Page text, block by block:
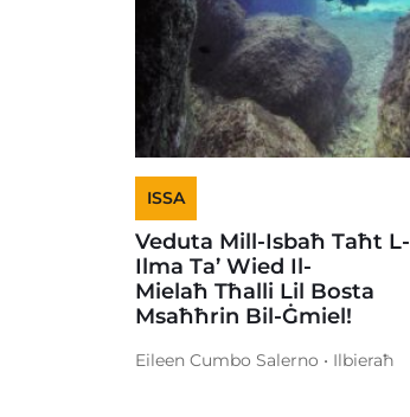
ISSA
Veduta Mill-Isbaħ Taħt L-
Ilma Ta’ Wied Il-
Mielaħ Tħalli Lil Bosta
Msaħħrin Bil-Ġmiel!
Eileen Cumbo Salerno • Ilbieraħ